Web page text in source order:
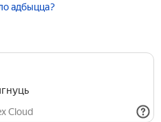
адбыцца?
Cloud